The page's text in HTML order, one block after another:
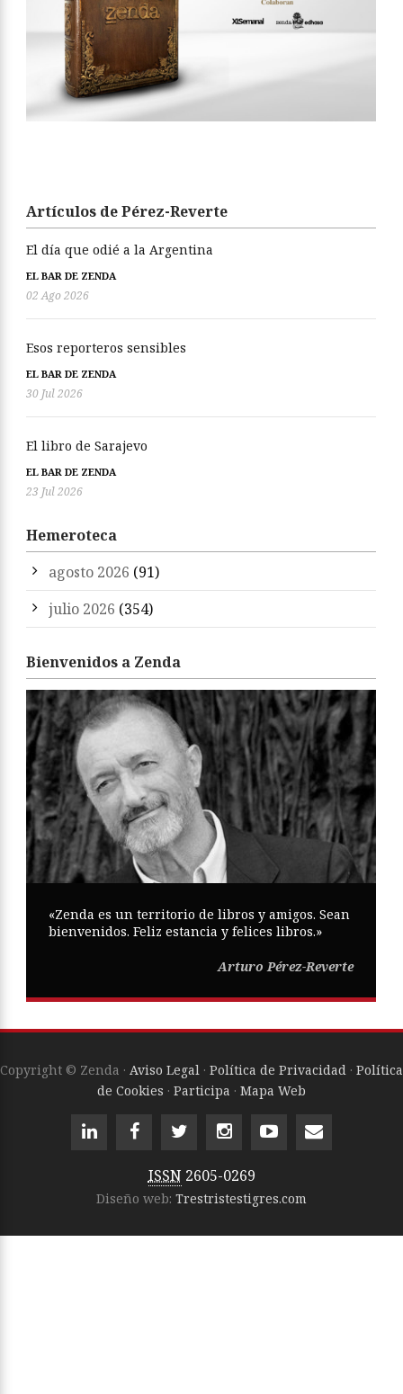
Artículos de Pérez-Reverte
El día que odié a la Argentina
EL BAR DE ZENDA
02 Ago 2026
Esos reporteros sensibles
EL BAR DE ZENDA
30 Jul 2026
El libro de Sarajevo
EL BAR DE ZENDA
23 Jul 2026
Hemeroteca
agosto 2026 (91)
julio 2026 (354)
Bienvenidos a Zenda
«Zenda es un territorio de libros y amigos. Sean
bienvenidos. Feliz estancia y felices libros.»
Arturo Pérez-Reverte
Copyright © Zenda · Aviso Legal · Política de Privacidad · Política
de Cookies · Participa · Mapa Web
ISSN 2605-0269
Diseño web: Trestristestigres.com